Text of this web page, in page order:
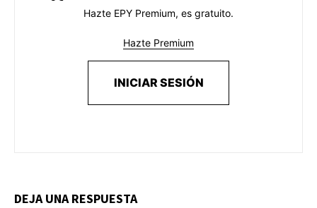
Hazte EPY Premium, es gratuito.
Hazte Premium
INICIAR SESIÓN
DEJA UNA RESPUESTA